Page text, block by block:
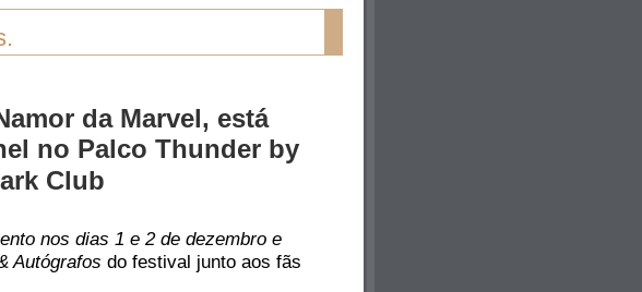
da Marvel, está
no Palco Thunder by
Club
nos dias 1 e 2 de dezembro e
Autógrafos do festival junto aos fãs